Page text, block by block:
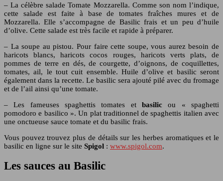
– La célèbre salade Tomate Mozzarella. Comme son nom l’indique,
cette salade est faite à base de tomates fraîches mures et de
Mozzarella. Elle s’accompagne de Basilic frais et un peu d’huile
d’olive. Cette salade est très facile et rapide à préparer.
– La soupe au pistou. Pour faire cette soupe, vous aurez besoin de
haricots blancs, haricots cocos rouges, haricots verts plats, de
pommes de terre en dés, de courgette, d’oignons, de coquillettes,
tomates, ail, le tout cuit ensemble. Huile d’olive et basilic seront
également dans la recette. Le basilic sera ajouté pilé avec du fromage
et de l’ail ainsi qu’une tomate.
– Les fameuses spaghettis tomates et basilic ou « spaghetti
pomodoro e basilico ». Un plat traditionnel de spaghettis italien avec
une onctueuse sauce tomate et du basilic frais.
Vous pouvez trouvez plus de détails sur les herbes aromatiques et le
basilic en ligne sur le site Spigol : www.spigol.com.
Les sauces au Basilic